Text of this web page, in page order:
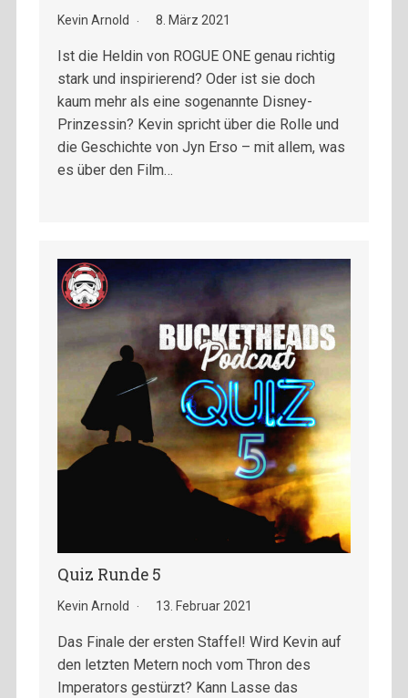
Kevin Arnold 8. März 2021
Ist die Heldin von ROGUE ONE genau richtig
stark und inspirierend? Oder ist sie doch
kaum mehr als eine sogenannte Disney-
Prinzessin? Kevin spricht über die Rolle und
die Geschichte von Jyn Erso – mit allem, was
es über den Film…
Quiz Runde 5
Kevin Arnold 13. Februar 2021
Das Finale der ersten Staffel! Wird Kevin auf
den letzten Metern noch vom Thron des
Imperators gestürzt? Kann Lasse das